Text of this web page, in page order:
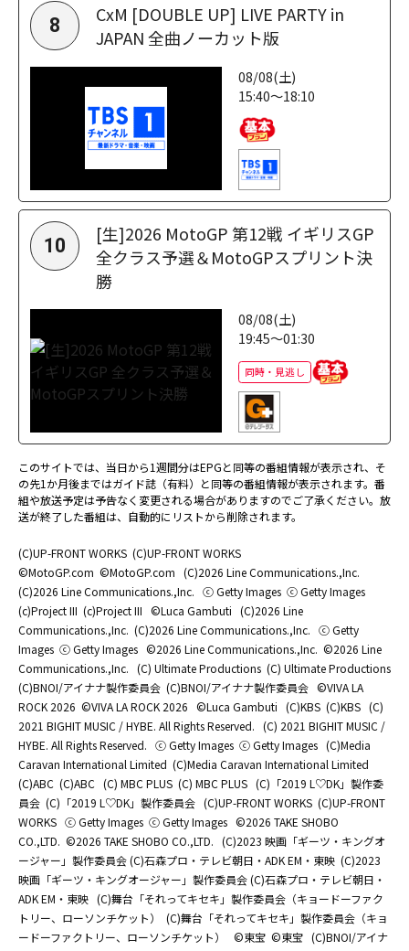
8
CxM [DOUBLE UP] LIVE PARTY in
JAPAN 全曲ノーカット版
08/08(土)
15:40～18:10
10
[生]2026 MotoGP 第12戦 イギリスGP
全クラス予選＆MotoGPスプリント決
勝
08/08(土)
19:45～01:30
同時・見逃し
このサイトでは、当日から1週間分はEPGと同等の番組情報が表示され、そ
の先1か月後まではガイド誌（有料）と同等の番組情報が表示されます。番
組や放送予定は予告なく変更される場合がありますのでご了承ください。放
送が終了した番組は、自動的にリストから削除されます。
(C)UP-FRONT WORKS (C)UP-FRONT WORKS
©MotoGP.com ©MotoGP.com (C)2026 Line Communications.,Inc.
(C)2026 Line Communications.,Inc. ⓒ Getty Images ⓒ Getty Images
(c)Project III (c)Project III ©Luca Gambuti (C)2026 Line
Communications.,Inc. (C)2026 Line Communications.,Inc. ⓒ Getty
Images ⓒ Getty Images ©2026 Line Communications.,Inc. ©2026 Line
Communications.,Inc. (C) Ultimate Productions (C) Ultimate Productions
(C)BNOI/アイナナ製作委員会 (C)BNOI/アイナナ製作委員会 ©️VIVA LA
ROCK 2026 ©️VIVA LA ROCK 2026 ©Luca Gambuti (C)KBS (C)KBS (C)
2021 BIGHIT MUSIC / HYBE. All Rights Reserved. (C) 2021 BIGHIT MUSIC /
HYBE. All Rights Reserved. ⓒ Getty Images ⓒ Getty Images (C)Media
Caravan International Limited (C)Media Caravan International Limited
(C)ABC (C)ABC (C) MBC PLUS (C) MBC PLUS (C)「2019 L♡DK」製作委
員会 (C)「2019 L♡DK」製作委員会 (C)UP-FRONT WORKS (C)UP-FRONT
WORKS ⓒ Getty Images ⓒ Getty Images ©2026 TAKE SHOBO
CO.,LTD. ©2026 TAKE SHOBO CO.,LTD. (C)2023 映画「ギーツ・キングオ
ージャー」製作委員会 (C)石森プロ・テレビ朝日・ADK EM・東映 (C)2023
映画「ギーツ・キングオージャー」製作委員会 (C)石森プロ・テレビ朝日・
ADK EM・東映 (C)舞台「それってキセキ」製作委員会（キョードーファク
トリー、ローソンチケット）
(C)舞台「それってキセキ」製作委員会（キョ
ードーファクトリー、ローソンチケット）
©東宝 ©東宝 (C)BNOI/アイナ